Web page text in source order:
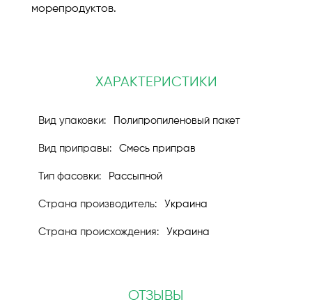
морепродуктов.
ХАРАКТЕРИСТИКИ
Полипропиленовый пакет
Смесь приправ
Рассыпной
Украина
Украина
ОТЗЫВЫ